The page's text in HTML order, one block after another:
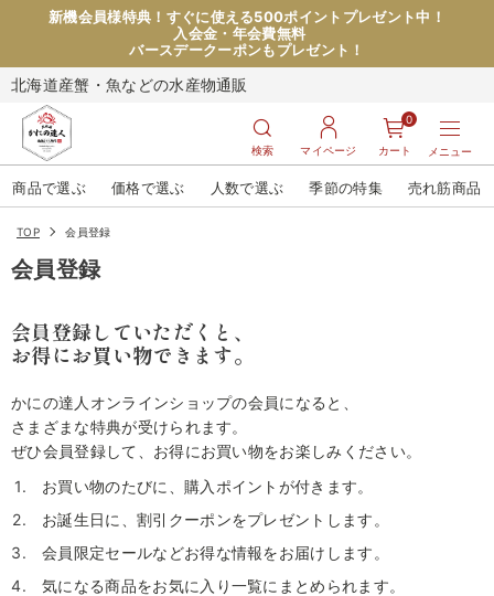
新機会員様特典！すぐに使える500ポイントプレゼント中！
入会金・年会費無料
バースデークーポンもプレゼント！
北海道産蟹・魚などの水産物通販
検索 マイページ カート
0
メニュー
商品で選ぶ 価格で選ぶ 人数で選ぶ 季節の特集 売れ筋商品
TOP 会員登録
会員登録
会員登録していただくと、
お得にお買い物できます。
かにの達人オンラインショップの会員になると、
さまざまな特典が受けられます。
ぜひ会員登録して、お得にお買い物をお楽しみください。
お買い物のたびに、購入ポイントが付きます。
お誕生日に、割引クーポンをプレゼントします。
会員限定セールなどお得な情報をお届けします。
気になる商品をお気に入り一覧にまとめられます。